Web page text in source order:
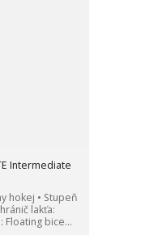
Intermediate
hokej • Stupeň
lakťa:
Floating bice...